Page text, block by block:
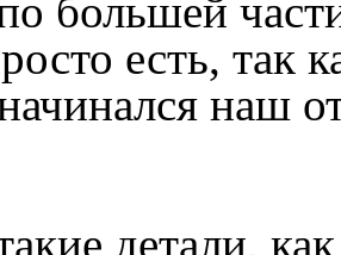
большей
есть, так
наш
детали,